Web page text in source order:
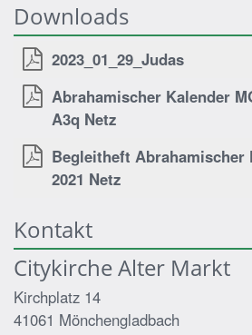
Downloads
2023_01_29_Judas
Abrahamischer Kalender
A3q Netz
Begleitheft Abrahamischer
2021 Netz
Kontakt
Citykirche Alter Markt
Kirchplatz 14
41061 Mönchengladbach